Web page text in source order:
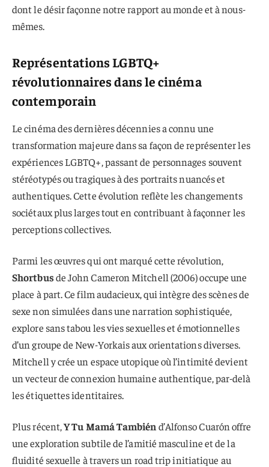
dont le désir façonne notre rapport au monde et à nous-
mêmes.
Représentations LGBTQ+
révolutionnaires dans le cinéma
contemporain
Le cinéma des dernières décennies a connu une
transformation majeure dans sa façon de représenter les
expériences LGBTQ+, passant de personnages souvent
stéréotypés ou tragiques à des portraits nuancés et
authentiques. Cette évolution reflète les changements
sociétaux plus larges tout en contribuant à façonner les
perceptions collectives.
Parmi les œuvres qui ont marqué cette révolution,
Shortbusde John Cameron Mitchell (2006) occupe une
place à part. Ce film audacieux, qui intègre des scènes de
sexe non simulées dans une narration sophistiquée,
explore sans tabou les vies sexuelles et émotionnelles
d’un groupe de New-Yorkais aux orientations diverses.
Mitchell y crée un espace utopique où l’intimité devient
un vecteur de connexion humaine authentique, par-delà
les étiquettes identitaires.
Plus récent,Y Tu Mamá También d’Alfonso Cuarón offre
une exploration subtile de l’amitié masculine et de la
fluidité sexuelle à travers un road trip initiatique au